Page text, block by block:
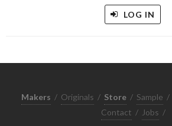
LOG IN
Makers / Originals / Store / Sample /
Contact / Jobs /